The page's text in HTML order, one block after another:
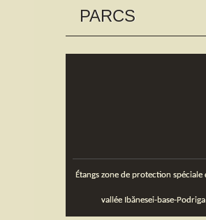
PARCS
Étangs zone de protection spéciale dans la
vallée Ibănesei-base-Podriga